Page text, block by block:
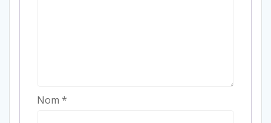
Nom *